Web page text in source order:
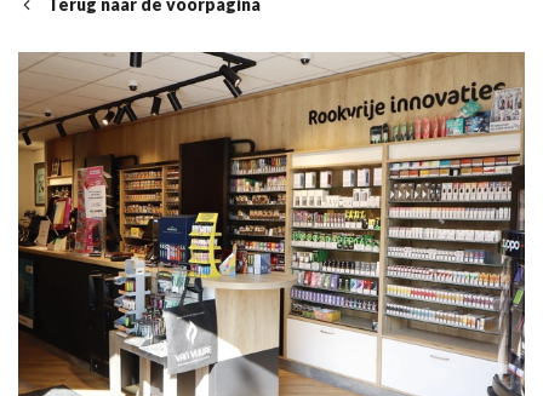
Terug naar de voorpagina